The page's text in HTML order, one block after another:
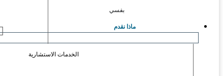
بفسي
ماذا نقدم
الخدمات الاستشارية